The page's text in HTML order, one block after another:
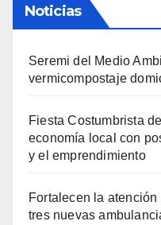
Noticias
Seremi del Medio
vermicompostaje
Fiesta Costumbrista
economía local con
y el emprendimiento
Fortalecen la
tres nuevas